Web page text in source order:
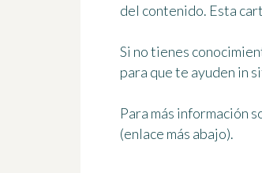
del contenido. Esta
Si no tienes
para que te ayuden in
Para más información
(enlace más abajo).